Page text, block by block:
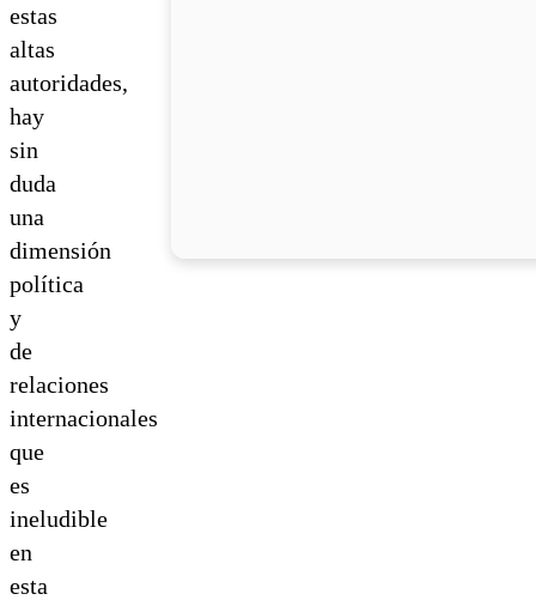
estas
altas
autoridades,
hay
sin
duda
una
dimensión
política
y
de
relaciones
internacionales
que
es
ineludible
en
esta